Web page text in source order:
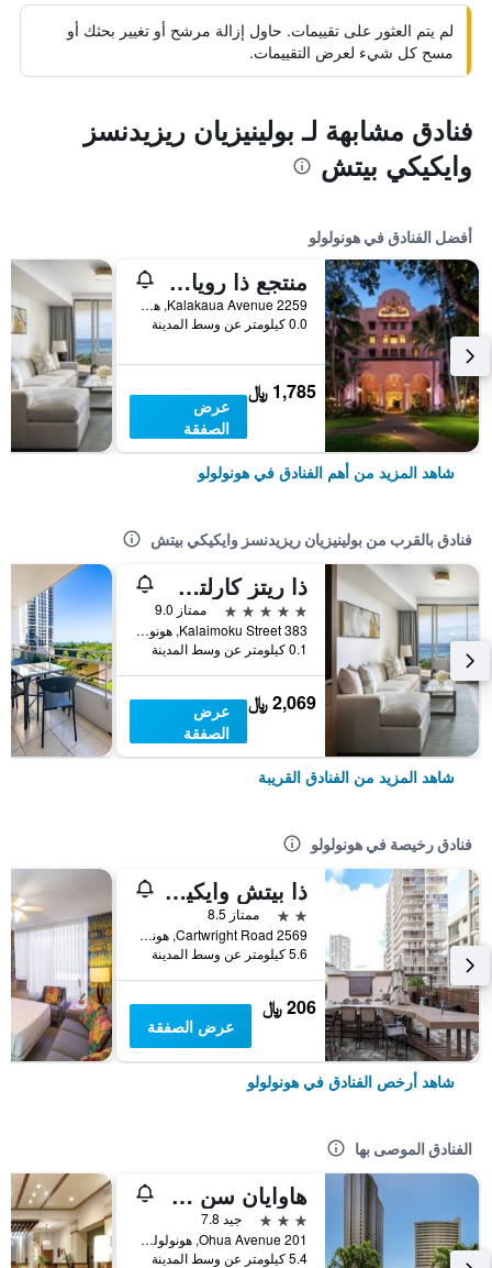
لم يتم العثور على تقييمات. حاول إزالة مرشح أو تغيير بحثك أو
مسح كل شيء لعرض التقييمات.
فنادق مشابهة لـ بولينيزيان ريزيدنسز
وايكيكي بيتش
أفضل الفنادق في هونولولو
منتجع ذا رويال هاواي، لوكشري كوليكشن، ويكيكي
2259 Kalakaua Avenue, هونولولو, أواهو, HI, الولايات المتحدة الأميريكية
0.0 كيلومتر عن وسط المدينة
1,785 ﷼
عرض
الصفقة
شاهد المزيد من أهم الفنادق في هونولولو
فنادق بالقرب من بولينيزيان ريزيدنسز وايكيكي بيتش
ذا ريتز كارلتن ريزيدنسز، وايكيكي بيتش
5 نجوم
ممتاز 9.0
383 Kalaimoku Street, هونولولو, أواهو, HI, الولايات المتحدة الأميريكية
0.1 كيلومتر عن وسط المدينة
2,069 ﷼
عرض
الصفقة
شاهد المزيد من الفنادق القريبة
فنادق رخيصة في هونولولو
ذا بيتش وايكيكي بوتيك هوستل
2 نجمتين
ممتاز 8.5
2569 Cartwright Road, هونولولو, أواهو, HI, الولايات المتحدة الأميريكية
5.6 كيلومتر عن وسط المدينة
206 ﷼
عرض الصفقة
شاهد أرخص الفنادق في هونولولو
الفنادق الموصى بها
هاوايان سن هوليدايز
3 نجوم
جيد 7.8
201 Ohua Avenue, هونولولو, أواهو, HI, الولايات المتحدة الأميريكية
5.4 كيلومتر عن وسط المدينة